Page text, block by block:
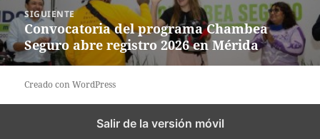
SIGUIENTE
Siguiente
entrada:
Convocatoria del programa Chambea
Seguro abre registro 2026 en Mérida
Creado con WordPress
Salir de la versión móvil